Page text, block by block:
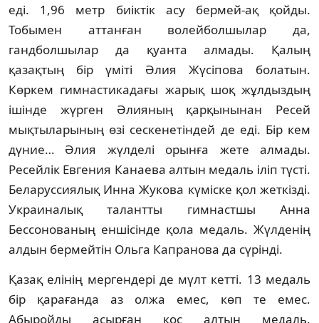
едi. 1,96 метр биiктiк асу бермей-ақ қойды.
Тобымен аттанған волейболшылар да,
гандболшылар да қуанта алмады. Қалың
қазақтың бiр үмiтi Әлия Жүсiпова болатын.
Көркем гимнастикадағы жарық шоқ жұлдыздың
iшiнде жүрген Әлияның қарқынынан Ресей
мықтыларының өзi сескенетiндей де едi. Бiр кем
дүние… Әлия жүлделi орынға жете алмады.
Ресейлiк Евгения Канаева алтын медаль iлiп түстi.
Беларуссиялық Инна Жукова күмiске қол жеткiздi.
Украиналық талантты гимнастшы Анна
Бессонованың еншiсiнде қола медаль. Жүлденiң
алдын бермейтiн Ольга Капранова да сүрiндi.
Қазақ елiнiң мергендерi де мүлт кеттi. 13 медаль
бiр қарағанда аз олжа емес, көп те емес.
Абыройды асырған қос алтын медаль.